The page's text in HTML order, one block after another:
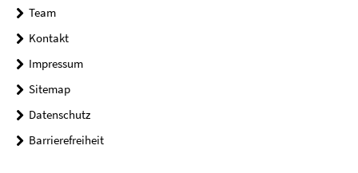
Team
Kontakt
Impressum
Sitemap
Datenschutz
Barrierefreiheit